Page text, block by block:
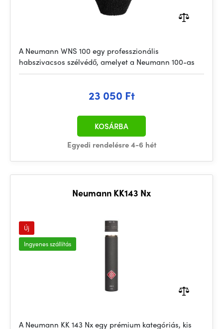
A Neumann WNS 100 egy professzionális
habszivacsos szélvédő, amelyet a Neumann 100-as
23 050 Ft
Egyedi rendelésre 4-6 hét
KOSÁRBA
Neumann KK143 Nx
Új
Ingyenes szállítás
A Neumann KK 143 Nx egy prémium kategóriás, kis